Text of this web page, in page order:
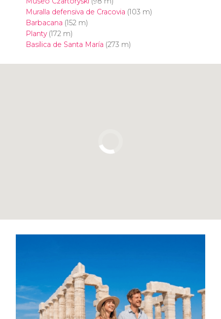
Muralla defensiva de Cracovia (103 m)
Barbacana (152 m)
Planty(172 m)
Basílica de Santa María (273 m)